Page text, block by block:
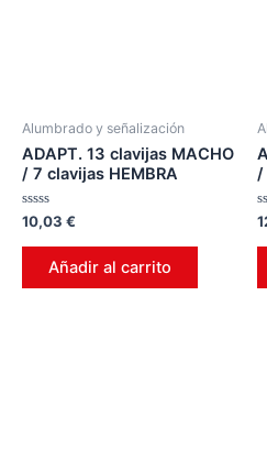
Alumbrado y señalización
ADAPT. 13 clavijas MACHO
/ 7 clavijas HEMBRA
Valorado
en
0
10,03 €
Añadir al carrito
/
0